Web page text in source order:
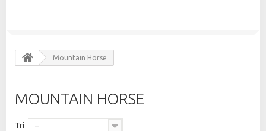
Mountain Horse
MOUNTAIN HORSE
Tri --